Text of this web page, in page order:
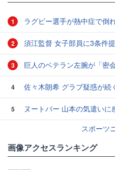
1 ラグビー選手が熱中症で倒
2 須江監督 女子部員に3条件
3 巨人のベテラン左腕が「密
4 佐々木朗希 グラブ疑惑が続
5
ヌートバー 山本の気遣いに
スポーツ
画像アクセスランキング